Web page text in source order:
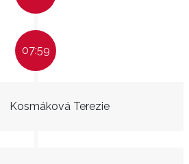
07:59
Kosmáková Terezie